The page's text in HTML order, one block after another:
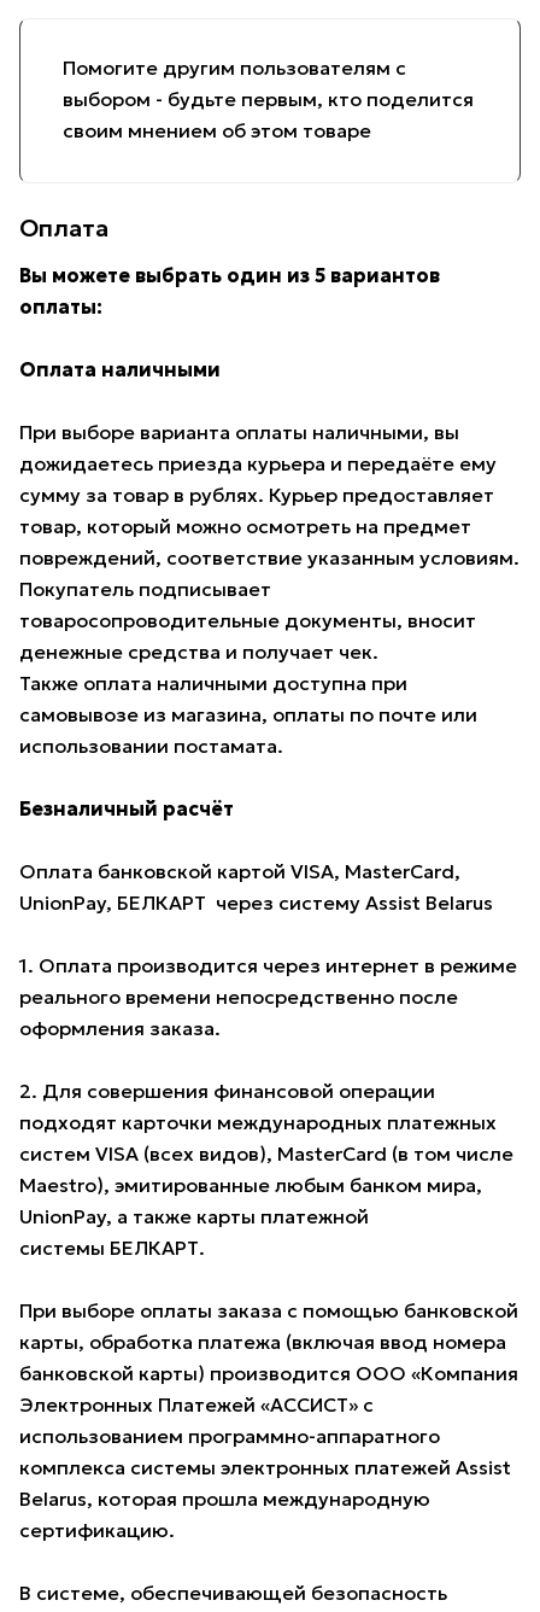
Помогите другим пользователям с
выбором - будьте первым, кто поделится
своим мнением об этом товаре
Оплата
Вы можете выбрать один из 5 вариантов
оплаты:
Оплата наличными
При выборе варианта оплаты наличными, вы
дожидаетесь приезда курьера и передаёте ему
сумму за товар в рублях. Курьер предоставляет
товар, который можно осмотреть на предмет
повреждений, соответствие указанным условиям.
Покупатель подписывает
товаросопроводительные документы, вносит
денежные средства и получает чек.
Также оплата наличными доступна при
самовывозе из магазина, оплаты по почте или
использовании постамата.
Безналичный расчёт
Оплата банковской картой VISA, MasterCard,
UnionPay, БЕЛКАРТ через систему Assist Belarus
1. Оплата производится через интернет в режиме
реального времени непосредственно после
оформления заказа.
2. Для совершения финансовой операции
подходят карточки международных платежных
систем VISA (всех видов), MasterCard (в том числе
Maestro), эмитированные любым банком мира,
UnionPay, а также карты платежной
системы БЕЛКАРТ.
При выборе оплаты заказа с помощью банковской
карты, обработка платежа (включая ввод номера
банковской карты) производится ООО «Компания
Электронных Платежей «АССИСТ» с
использованием программно-аппаратного
комплекса системы электронных платежей Assist
Belarus, которая прошла международную
сертификацию.
В системе, обеспечивающей безопасность